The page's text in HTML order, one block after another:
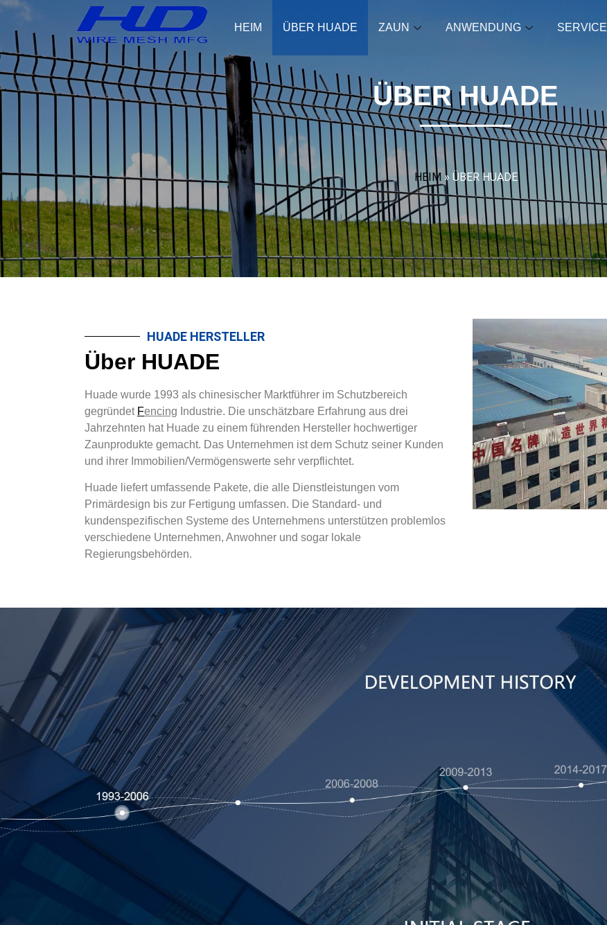
HEIM ÜBER HUADE ZAUN ANWENDUNG SERVICE
ÜBER HUADE
HEIM» ÜBER HUADE
HUADE HERSTELLER
Über HUADE
Huade wurde 1993 als chinesischer Marktführer im Schutzbereich
gegründet Fencing Industrie. Die unschätzbare Erfahrung aus drei
Jahrzehnten hat Huade zu einem führenden Hersteller hochwertiger
Zaunprodukte gemacht. Das Unternehmen ist dem Schutz seiner Kunden
und ihrer Immobilien/Vermögenswerte sehr verpflichtet.
Huade liefert umfassende Pakete, die alle Dienstleistungen vom
Primärdesign bis zur Fertigung umfassen. Die Standard- und
kundenspezifischen Systeme des Unternehmens unterstützen problemlos
verschiedene Unternehmen, Anwohner und sogar lokale
Regierungsbehörden.